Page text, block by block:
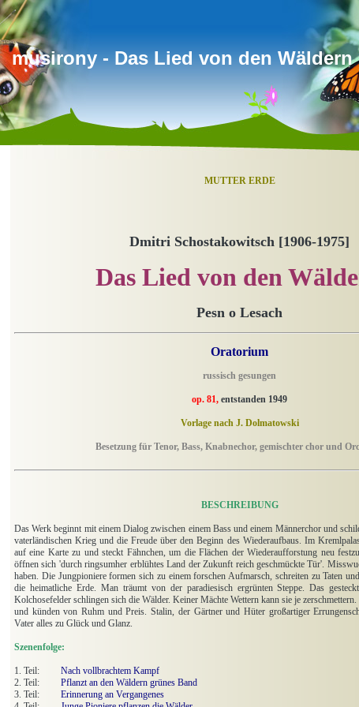
musirony - Das Lied von den Wäldern
MUTTER ERDE
Dmitri Schostakowitsch [1906-1975]
Das Lied von den
Pesn o Lesach
Oratorium
russisch gesungen
op. 81, entstanden 1949
Vorlage nach J. Dolmatowski
Besetzung für Tenor, Bass, Knabnechor, gemischter chor und
BESCHREIBUNG
Das Werk beginnt mit einem Dialog zwischen einem Bass und einem Männerchor und
vaterländischen Krieg und die Freude über den Beginn des Wiederaufbaus. Im
auf eine Karte zu und steckt Fähnchen, um die Flächen der Wiederaufforstung neu
öffnen sich 'durch ringsumher erblühtes Land der Zukunft reich geschmückte Tür'.
haben. Die Jungpioniere formen sich zu einem forschen Aufmarsch, schreiten zu Taten
die heimatliche Erde. Man träumt von der paradiesisch ergrünten Steppe. Das
Kolchosefelder schlingen sich die Wälder. Keiner Mächte Wettern kann sie je
und künden von Ruhm und Preis. Stalin, der Gärtner und Hüter großartiger
Vater alles zu Glück und Glanz.
Szenenfolge:
1. Teil: Nach vollbrachtem Kampf
2. Teil:
Pflanzt an den Wäldern grünes Band
3. Teil: Erinnerung an Vergangenes